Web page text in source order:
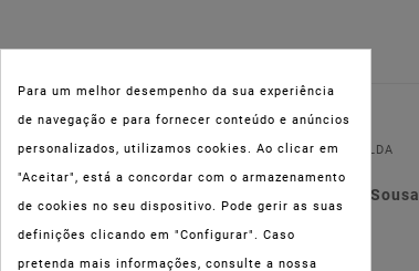
NIPC: 515 801 216
FARMAOLI, Soc. Unip. LDA
Dir. Técnica: Lígia de Sousa
Para um melhor desempenho da sua experiência
de navegação e para fornecer conteúdo e anúncios
personalizados, utilizamos cookies. Ao clicar em
"Aceitar", está a concordar com o armazenamento
de cookies no seu dispositivo. Pode gerir as suas
definições clicando em "Configurar". Caso
pretenda mais informações, consulte a nossa